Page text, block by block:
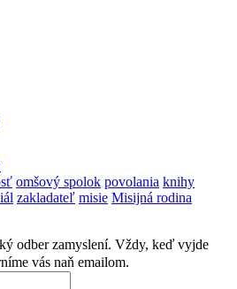
omšový spolok povolania knihy
zakladateľ misie Misijná rodina
odber zamyslení. Vždy, keď vyjde
vás naň emailom.